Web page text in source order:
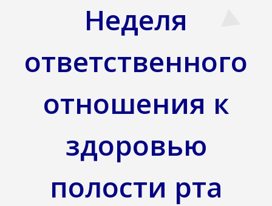
Неделя
ответственного
отношения к
здоровью
полости рта